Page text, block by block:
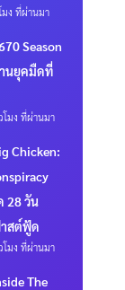
มง ที่ผ่านมา
Season
นยุคมืดที่
โมง ที่ผ่านมา
Chicken:
28 วัน
สต์ฟู้ด
โมง ที่ผ่านมา
The